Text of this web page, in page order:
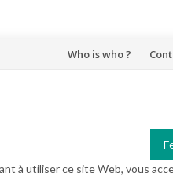
Aller
Who is who ?
à utiliser ce site Web, vous